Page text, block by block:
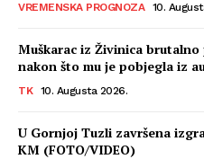
VREMENSKA PROGNOZA 10.
Muškarac iz Živinica
nakon što mu je pobjegla iz
TK 10. Augusta 2026.
U Gornjoj Tuzli završena
KM (FOTO/VIDEO)